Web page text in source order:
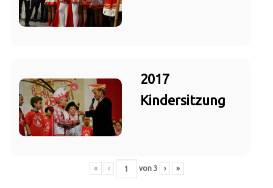
2017
Kindersitzung
« ‹ von 3 › »